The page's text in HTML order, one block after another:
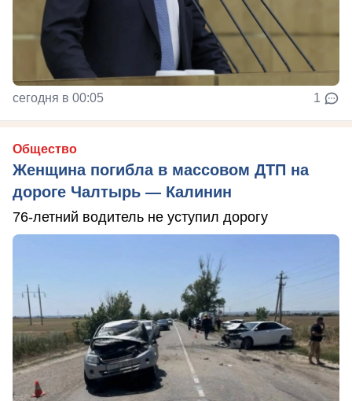
сегодня в 00:05 1
Общество
Женщина погибла в массовом ДТП на
дороге Чалтырь — Калинин
76-летний водитель не уступил дорогу